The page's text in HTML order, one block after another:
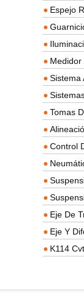
Espejo
Medidor
Sistema
Tomas
Control
Eje De
Eje Y
K114 Cvt